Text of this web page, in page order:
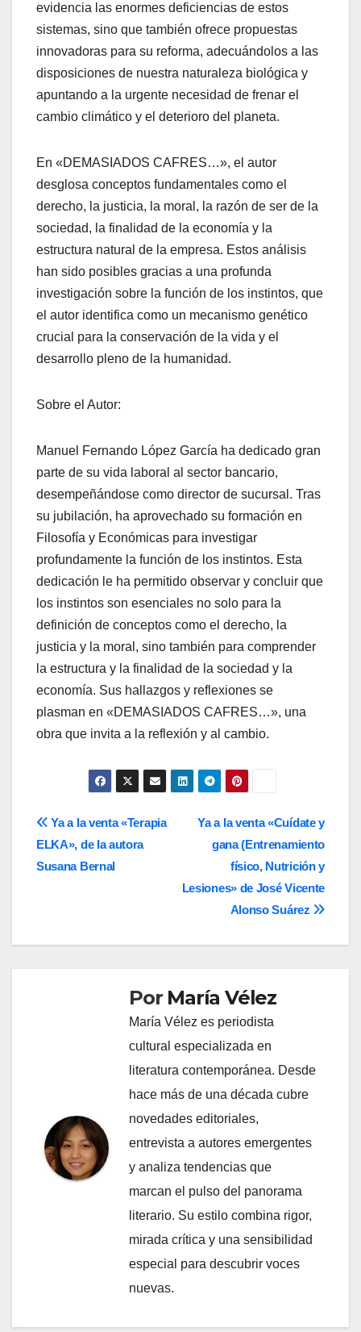
evidencia las enormes deficiencias de estos
sistemas, sino que también ofrece propuestas
innovadoras para su reforma, adecuándolos a las
disposiciones de nuestra naturaleza biológica y
apuntando a la urgente necesidad de frenar el
cambio climático y el deterioro del planeta.
En «DEMASIADOS CAFRES…», el autor
desglosa conceptos fundamentales como el
derecho, la justicia, la moral, la razón de ser de la
sociedad, la finalidad de la economía y la
estructura natural de la empresa. Estos análisis
han sido posibles gracias a una profunda
investigación sobre la función de los instintos, que
el autor identifica como un mecanismo genético
crucial para la conservación de la vida y el
desarrollo pleno de la humanidad.
Sobre el Autor:
Manuel Fernando López García ha dedicado gran
parte de su vida laboral al sector bancario,
desempeñándose como director de sucursal. Tras
su jubilación, ha aprovechado su formación en
Filosofía y Económicas para investigar
profundamente la función de los instintos. Esta
dedicación le ha permitido observar y concluir que
los instintos son esenciales no solo para la
definición de conceptos como el derecho, la
justicia y la moral, sino también para comprender
la estructura y la finalidad de la sociedad y la
economía. Sus hallazgos y reflexiones se
plasman en «DEMASIADOS CAFRES…», una
obra que invita a la reflexión y al cambio.
Navegación
de
Ya a la venta «Cuídate y
gana (Entrenamiento
físico, Nutrición y
Lesiones» de José Vicente
Alonso Suárez
Ya a la venta «Terapia
ELKA», de la autora
Susana Bernal
Por María Vélez
María Vélez es periodista
cultural especializada en
literatura contemporánea. Desde
hace más de una década cubre
novedades editoriales,
entrevista a autores emergentes
y analiza tendencias que
marcan el pulso del panorama
literario. Su estilo combina rigor,
mirada crítica y una sensibilidad
especial para descubrir voces
nuevas.